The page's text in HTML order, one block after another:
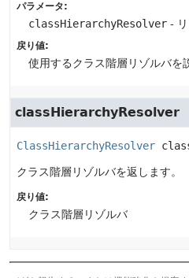
パラメータ:
classHierarchyResolver -
戻り値:
使用するクラス階層リゾルバを
classHierarchyResolver
ClassHierarchyResolver
クラス階層リゾルバを返します。
戻り値:
クラス階層リゾルバ